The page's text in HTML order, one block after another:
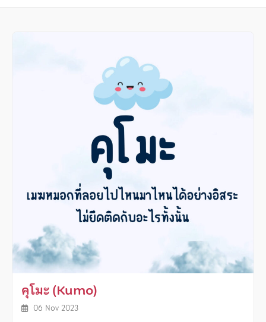
คุโมะ (Kumo)
06 Nov 2023